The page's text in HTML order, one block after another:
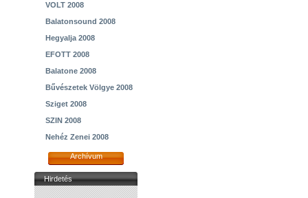
VOLT 2008
Balatonsound 2008
Hegyalja 2008
EFOTT 2008
Balatone 2008
Bűvészetek Völgye 2008
Sziget 2008
SZIN 2008
Nehéz Zenei 2008
Archívum
Hirdetés